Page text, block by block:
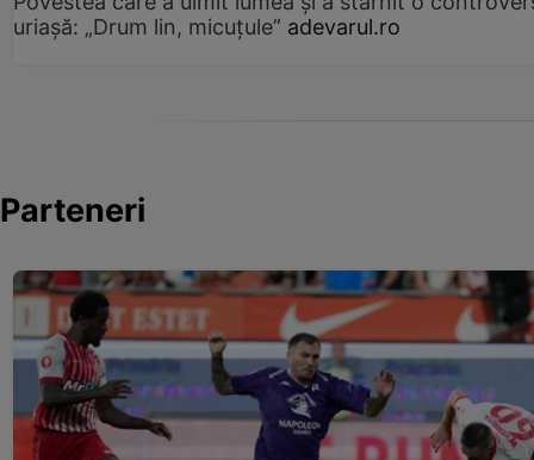
uriașă: „Drum lin, micuțule” adevarul.ro
Parteneri